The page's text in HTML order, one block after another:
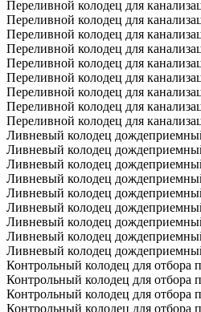
Переливной колодец для
Переливной колодец для
Переливной колодец для
Переливной колодец для
Переливной колодец для
Переливной колодец для
Переливной колодец для
Переливной колодец для
Переливной колодец для
Ливневый колодец
Ливневый колодец
Ливневый колодец
Ливневый колодец
Ливневый колодец
Ливневый колодец
Ливневый колодец
Ливневый колодец
Ливневый колодец
Контрольный колодец для отбора
Контрольный колодец для отбора
Контрольный колодец для отбора
Контрольный колодец для отбора